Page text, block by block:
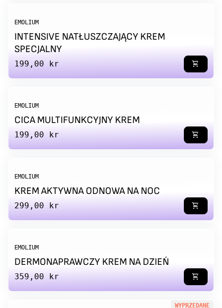
EMOLIUM
INTENSIVE NATŁUSZCZAJĄCY KREM
SPECJALNY
Regular price
199,00 kr shopping_cart
EMOLIUM
CICA MULTIFUNKCYJNY KREM
Regular price
199,00 kr shopping_cart
EMOLIUM
KREM AKTYWNA ODNOWA NA NOC
Regular price
299,00 kr shopping_cart
EMOLIUM
DERMONAPRAWCZY KREM NA DZIEŃ
Regular price
359,00 kr shopping_cart
WYPRZEDANE